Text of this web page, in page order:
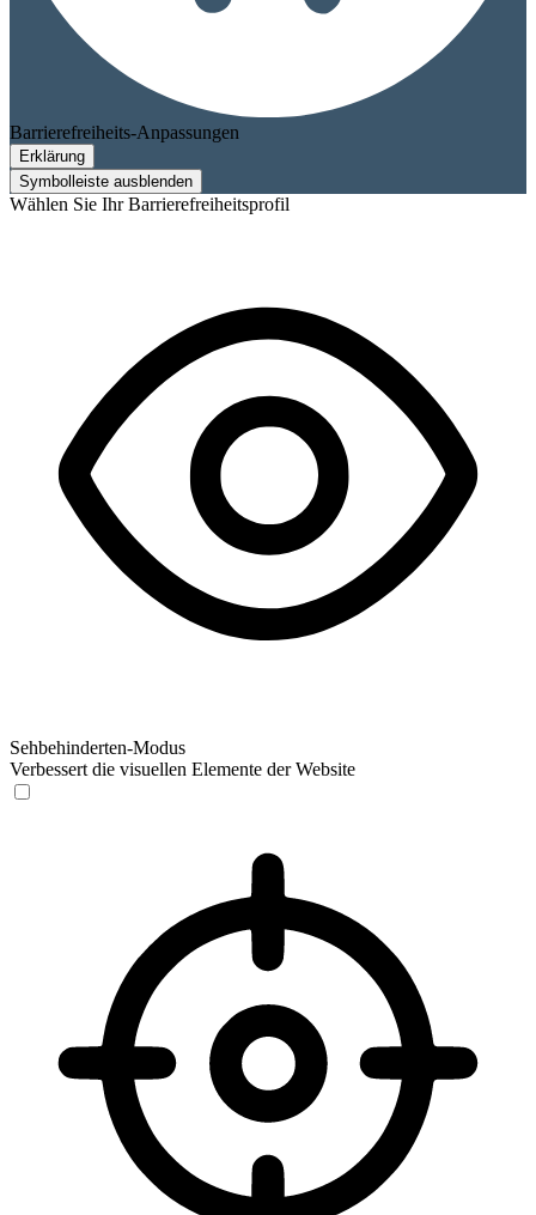
Barrierefreiheits-Anpassungen
Erklärung
Symbolleiste ausblenden
Wählen Sie Ihr Barrierefreiheitsprofil
Sehbehinderten-Modus
Verbessert die visuellen Elemente der Website